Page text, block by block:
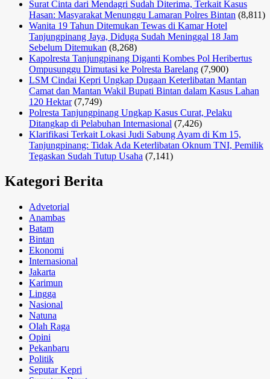
Surat Cinta dari Mendagri Sudah Diterima, Terkait Kasus
Hasan: Masyarakat Menunggu Lamaran Polres Bintan (8,811)
Wanita 19 Tahun Ditemukan Tewas di Kamar Hotel
Tanjungpinang Jaya, Diduga Sudah Meninggal 18 Jam
Sebelum Ditemukan (8,268)
Kapolresta Tanjungpinang Diganti Kombes Pol Heribertus
Ompusunggu Dimutasi ke Polresta Barelang (7,900)
LSM Cindai Kepri Ungkap Dugaan Keterlibatan Mantan
Camat dan Mantan Wakil Bupati Bintan dalam Kasus Lahan
120 Hektar (7,749)
Polresta Tanjungpinang Ungkap Kasus Curat, Pelaku
Ditangkap di Pelabuhan Internasional (7,426)
Klarifikasi Terkait Lokasi Judi Sabung Ayam di Km 15,
Tanjungpinang: Tidak Ada Keterlibatan Oknum TNI, Pemilik
Tegaskan Sudah Tutup Usaha (7,141)
Kategori Berita
Advetorial
Anambas
Batam
Bintan
Ekonomi
Internasional
Jakarta
Karimun
Lingga
Nasional
Natuna
Olah Raga
Opini
Pekanbaru
Politik
Seputar Kepri